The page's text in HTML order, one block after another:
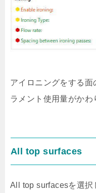
アイロニングをする面
ラメント使用量がかわ
All top surfaces
All top surfacesを選択